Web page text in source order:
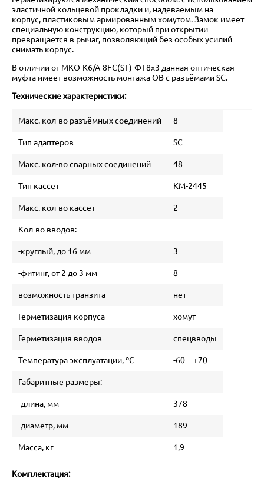
эластичной кольцевой прокладки и, надеваемым на
корпус, пластиковым армированным хомутом. Замок имеет
специальную конструкцию, который при открытии
превращается в рычаг, позволяющий без особых усилий
снимать корпус.
В отличии от МКО-К6/А-8FC(ST)-ФТ8х3 данная оптическая
муфта имеет возможность монтажа ОВ с разъёмами SC.
Технические характеристики:
Макс. кол-во разъёмных соединений 8
Тип адаптеров SC
Макс. кол-во сварных соединений 48
Тип кассет КМ-2445
Макс. кол-во кассет 2
Кол-во вводов:
-круглый, до 16 мм 3
-фитинг, от 2 до 3 мм 8
возможность транзита нет
Герметизация корпуса хомут
Герметизация вводов спецвводы
Температура эксплуатации, ºС -60…+70
Габаритные размеры:
-длина, мм 378
-диаметр, мм 189
Масса, кг 1,9
Комплектация: